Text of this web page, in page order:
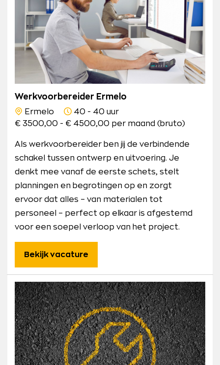
Werkvoorbereider Ermelo
Ermelo
40 - 40 uur
€ 3500,00 - € 4500,00 per maand (bruto)
Als werkvoorbereider ben jij de verbindende
schakel tussen ontwerp en uitvoering. Je
denkt mee vanaf de eerste schets, stelt
planningen en begrotingen op en zorgt
ervoor dat alles – van materialen tot
personeel – perfect op elkaar is afgestemd
voor een soepel verloop van het project.
Bekijk vacature